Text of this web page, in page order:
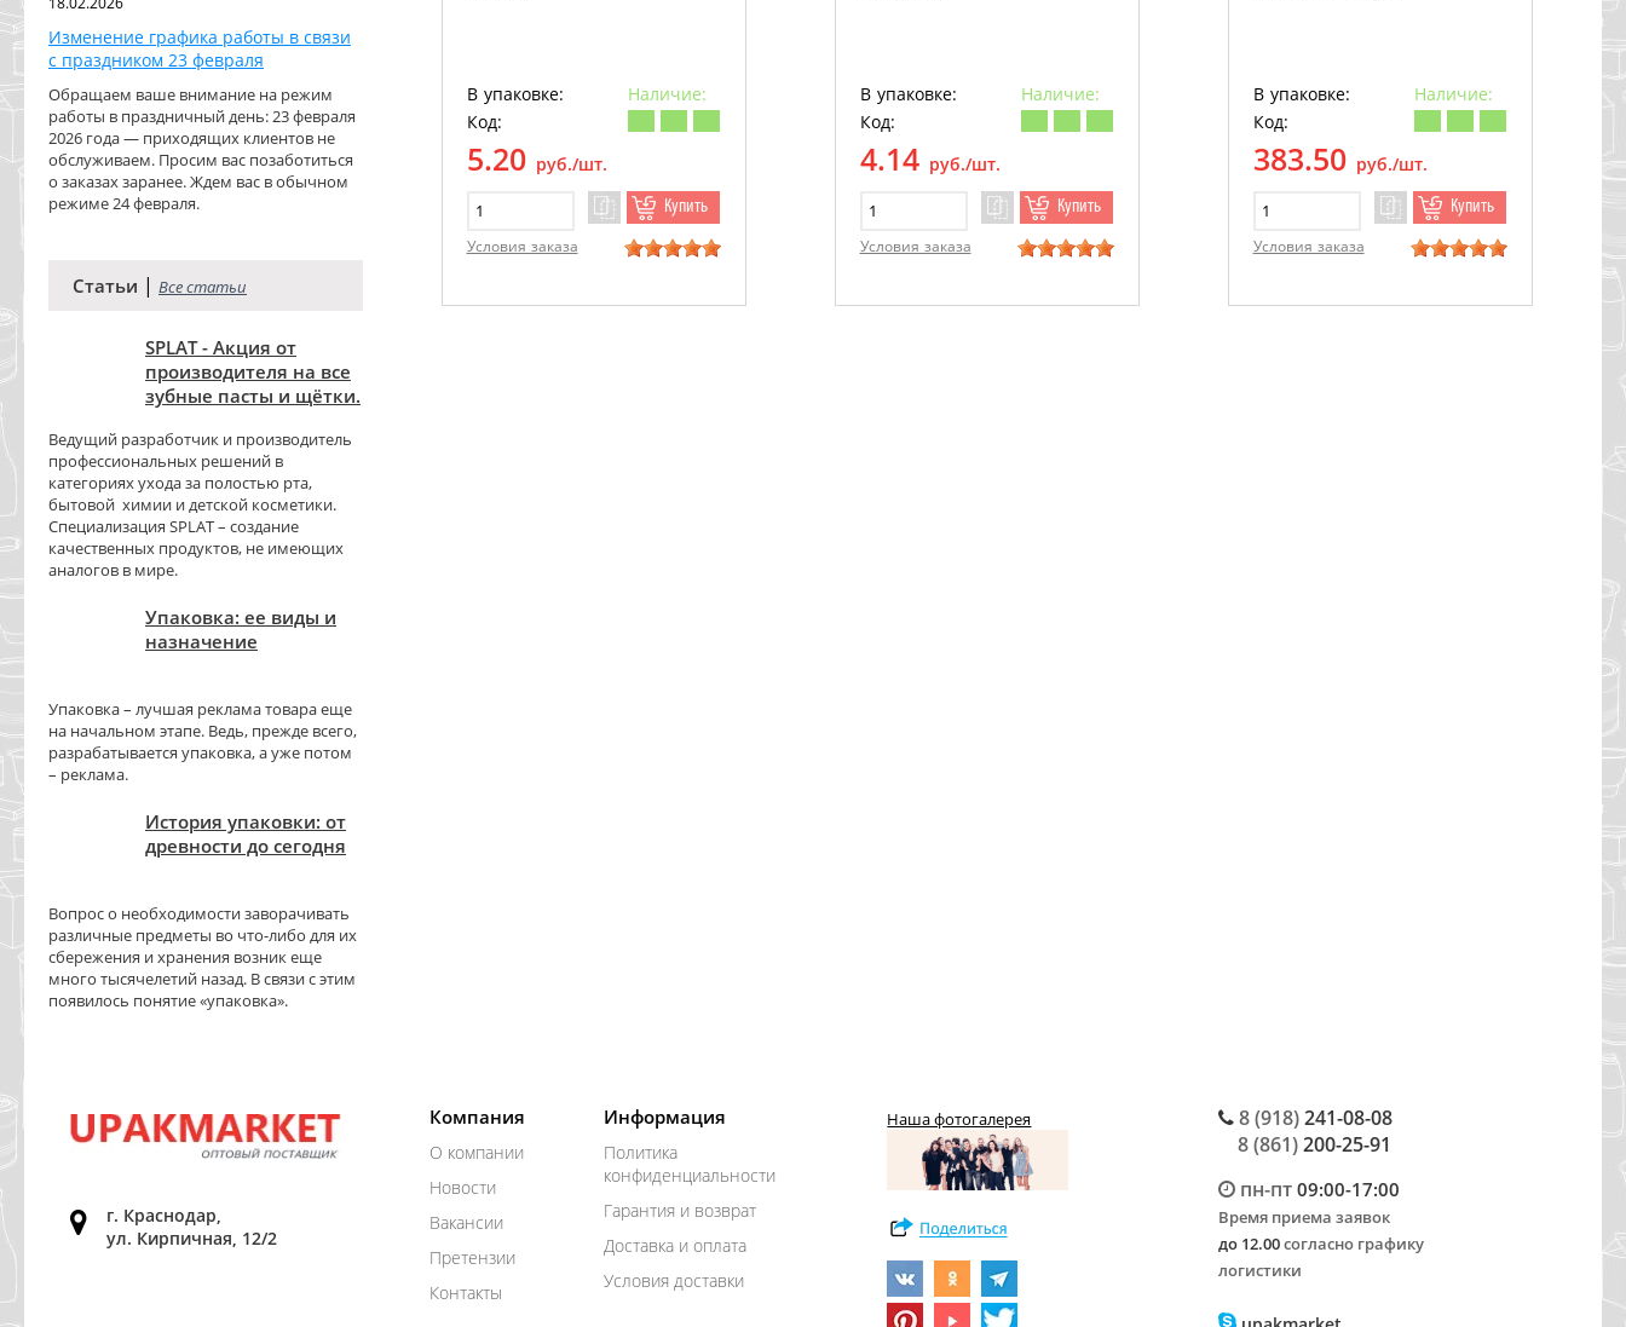
Изменение графика работы в связи
с праздником 23 февраля
Обращаем ваше внимание на режим
работы в праздничный день: 23 февраля
2026 года — приходящих клиентов не
обслуживаем. Просим вас позаботиться
о заказах заранее. Ждем вас в обычном
режиме 24 февраля.
Статьи | Все статьи
SPLAT - Акция от
производителя на все
зубные пасты и щётки.
Ведущий разработчик и производитель
профессиональных решений в
категориях ухода за полостью рта,
бытовой химии и детской косметики.
Специализация SPLAT – создание
качественных продуктов, не имеющих
аналогов в мире.
Упаковка: ее виды и
назначение
Упаковка – лучшая реклама товара еще
на начальном этапе. Ведь, прежде всего,
разрабатывается упаковка, а уже потом
– реклама.
История упаковки: от
древности до сегодня
Вопрос о необходимости заворачивать
различные предметы во что-либо для их
сбережения и хранения возник еще
много тысячелетий назад. В связи с этим
появилось понятие «упаковка».
В упаковке:
Наличие:
Код:
5.20 руб./шт.
Купить
Условия заказа
В упаковке:
Наличие:
Код:
4.14 руб./шт.
Купить
Условия заказа
В упаковке:
Наличие:
Код:
383.50 руб./шт.
Купить
Условия заказа
г. Краснодар,
ул. Кирпичная, 12/2
Компания
О компании
Новости
Вакансии
Претензии
Контакты
Информация
Политика
конфиденциальности
Гарантия и возврат
Доставка и оплата
Условия доставки
Наша фотогалерея 8 (918)241-08-08
8 (861)200-25-91
пн-пт09:00-17:00
Время приема заявок
до 12.00согласно графику
логистики